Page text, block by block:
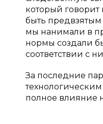
который
быть
мы нанимали в
нормы создали
соответствии с
За последние
полное влияние